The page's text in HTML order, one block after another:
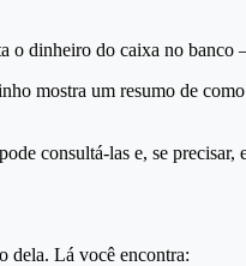
o dinheiro do caixa no banco
mostra um resumo de
consultá-las e, se
dela. Lá você encontra: